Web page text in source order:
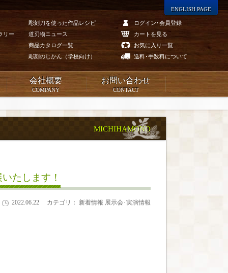
リー
彫刻刀を使った作品レシピ
道刃物ニュース
商品カタログ一覧
彫刻のじかん（学校向け）
ログイン･会員登録
カートを見る
お気に入り一覧
送料･手数料について
ENGLISH PAGE
会社概要
COMPANY
お問い合わせ
CONTACT
MICHIHAMONO
たします！
2022.06.22 カテゴリ： 新着情報 展示会･実演情報